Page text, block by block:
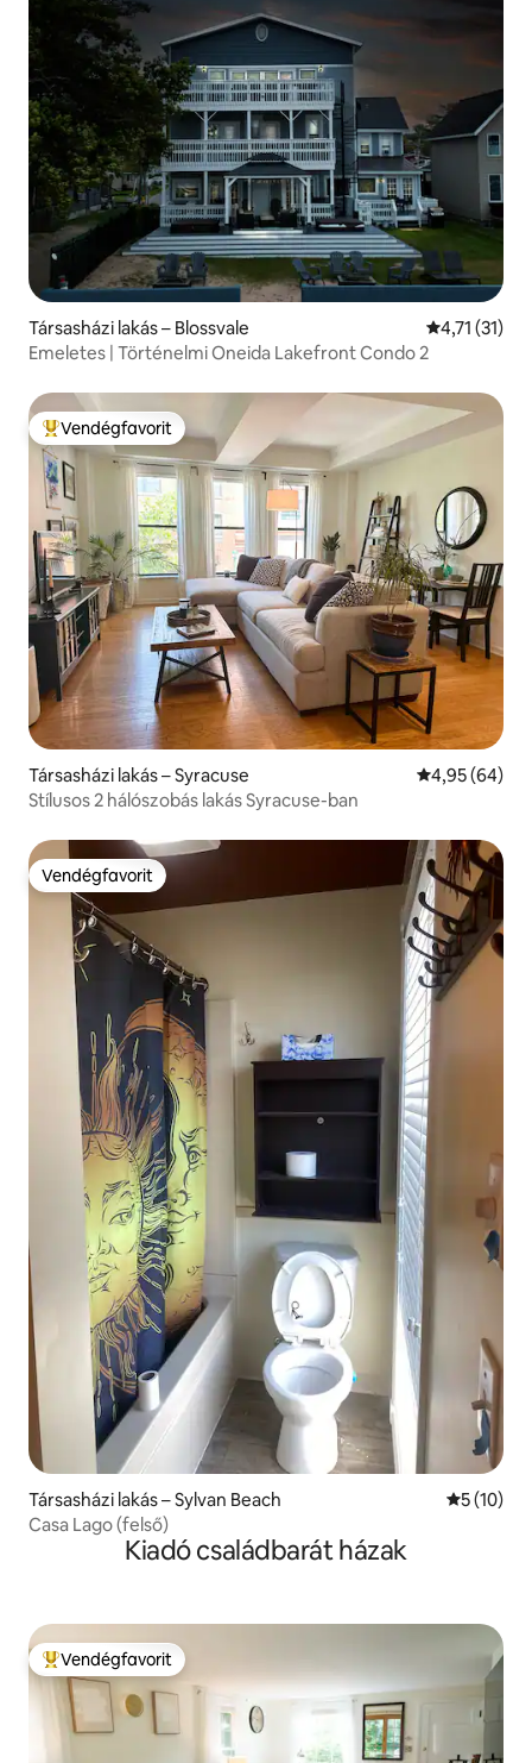
Társasházi lakás – Blossvale Átlagos
4,71 (31)
Emeletes | Történelmi Oneida Lakefront Condo 2
Kiemelt vendégfavorit
Vendégfavorit
Társasházi lakás – Syracuse Átlagos
4,95 (64)
Stílusos 2 hálószobás lakás Syracuse-ban
Vendégfavorit
Vendégfavorit
Társasházi lakás – Sylvan Beach Átlagos
5 (10)
Casa Lago (felső)
Kiadó családbarát házak
Kiemelt vendégfavorit
Vendégfavorit